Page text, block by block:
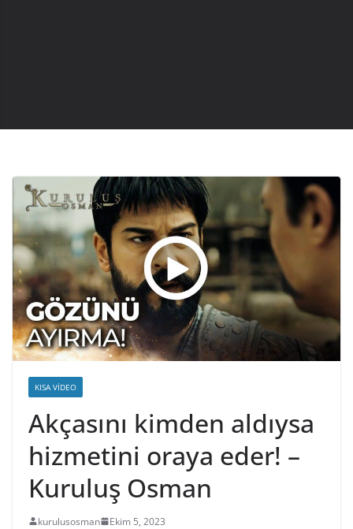
KISA VIDEO
Akçasını kimden aldıysa
hizmetini oraya eder! –
Kuruluş Osman
kurulusosman Ekim 5, 2023